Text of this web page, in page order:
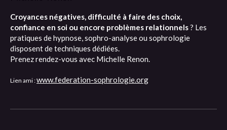
Croyances négatives, difficulté à faire des choix,
confiance en soi ou encore problèmes relationnels? Les
pratiques de hypnose, sophro-analyse ou sophrologie
disposent de techniques dédiées.
Prenez rendez-vous avec Michelle Renon.
Lien ami :www.federation-sophrologie.org